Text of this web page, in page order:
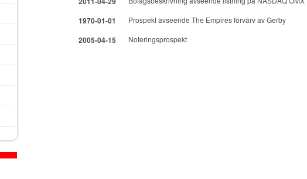
1970-01-01 Prospekt avseende The Empires förvärv av Gerby
2005-04-15 Noteringsprospekt